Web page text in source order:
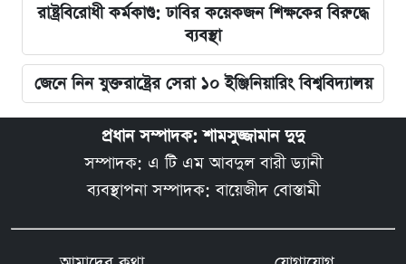
রাষ্ট্রবিরোধী কর্মকাণ্ড: ঢাবির কয়েকজন শিক্ষকের বিরুদ্ধে
ব্যবস্থা
জেনে নিন যুক্তরাষ্ট্রের সেরা ১০ ইঞ্জিনিয়ারিং বিশ্ববিদ্যালয়
প্রধান সম্পাদক: শামসুজ্জামান দুদু
সম্পাদক: এ টি এম আবদুল বারী ড্যানী
ব্যবস্থাপনা সম্পাদক: বায়েজীদ বোস্তামী